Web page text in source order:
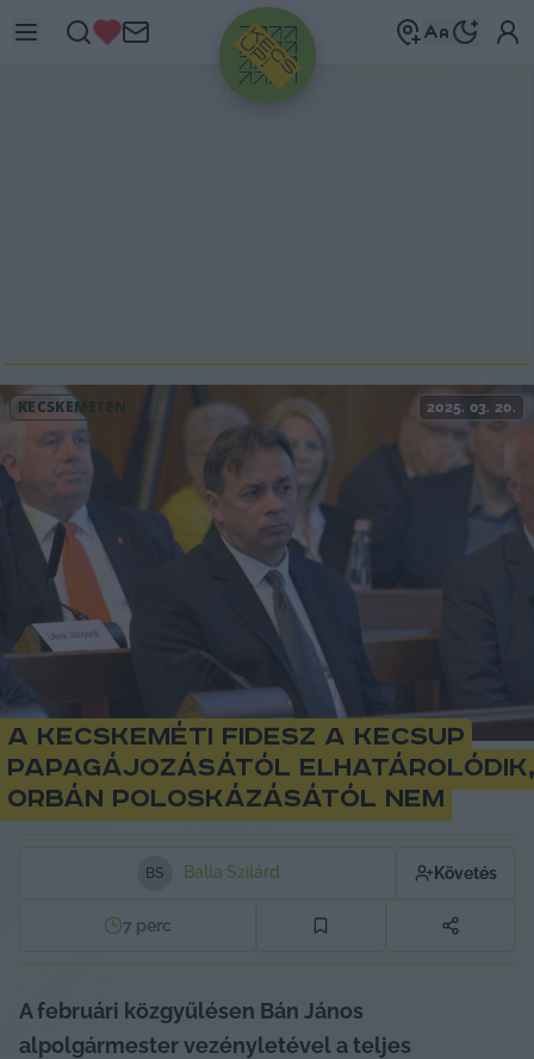
HIRDETÉS
KECSKEMÉTEN 2025. 03. 20.
A kecskeméti Fidesz a KecsUP
papagájozásától elhatárolódik,
Orbán poloskázásától nem
BS Balla Szilárd Követés
7 perc
A februári közgyűlésen Bán János
alpolgármester vezényletével a teljes